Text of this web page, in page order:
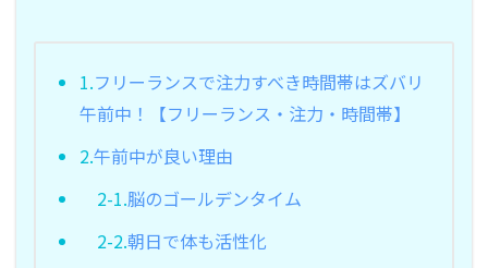
1.フリーランスで注力すべき時間帯はズバリ
午前中！【フリーランス・注力・時間帯】
2.午前中が良い理由
2-1.脳のゴールデンタイム
2-2.朝日で体も活性化